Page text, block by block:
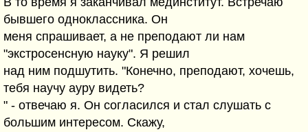
бывшего одноклассника. Он
меня спрашивает, а не преподают ли нам
"экстросенсную науку". Я решил
над ним подшутить. "Конечно, преподают, хочешь,
тебя научу ауру видеть?
" - отвечаю я. Он согласился и стал слушать с
большим интересом. Скажу,